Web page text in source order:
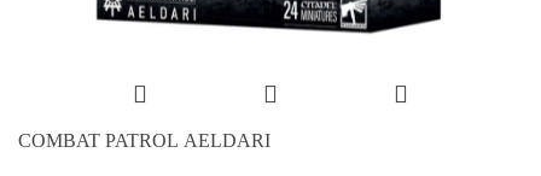
COMBAT PATROL AELDARI